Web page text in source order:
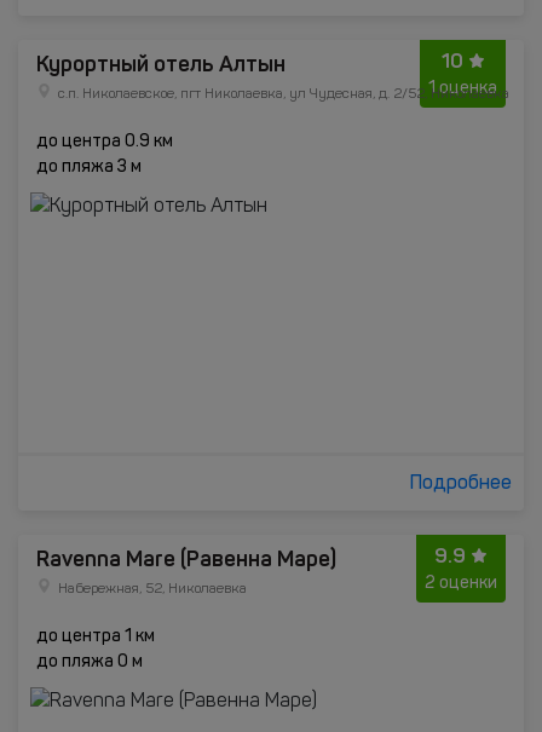
10
1 оценка
Курортный отель Алтын
с.п. Николаевское, пгт Николаевка, ул Чудесная, д. 2/52, Николаевка
до центра 0.9 км
до пляжа 3 м
Подробнее
9.9
2 оценки
Ravenna Mare (Равенна Маре)
Набережная, 52, Николаевка
до центра 1 км
до пляжа 0 м